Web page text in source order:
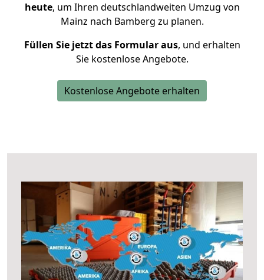
heute, um Ihren deutschlandweiten Umzug von
Mainz nach Bamberg zu planen.
Füllen Sie jetzt das Formular aus, und erhalten
Sie kostenlose Angebote.
Kostenlose Angebote erhalten